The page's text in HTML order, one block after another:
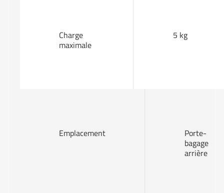
Charge
maximale
5 kg
Emplacement Porte-
bagage
arrière